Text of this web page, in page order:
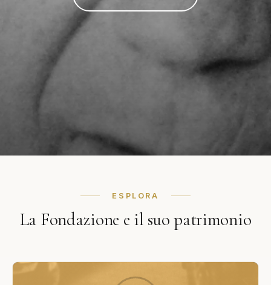
ESPLORA
La Fondazione e il suo patrimonio